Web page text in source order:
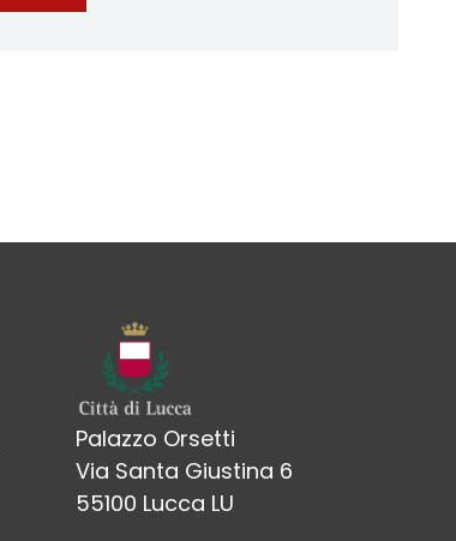
Palazzo Orsetti
Via Santa Giustina 6
55100 Lucca LU